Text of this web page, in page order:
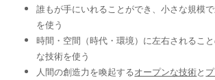
誰もが手にいれることができ、小さな規模
を使う
時間・空間（時代・環境）に左右されるこ
な技術を使う
人間の創造力を喚起するオープンな技術と